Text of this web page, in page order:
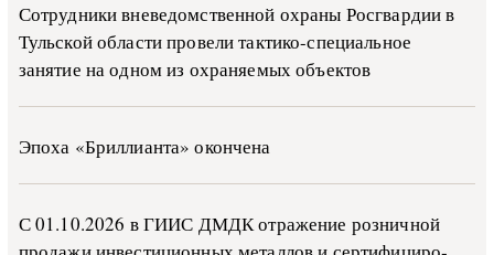
Сотрудники вневедомственной охраны Росгвардии в
Тульской области провели тактико-специальное
занятие на одном из охраняемых объектов
Эпоха «Бриллианта» окончена
С 01.10.2026 в ГИИС ДМДК от­ра­же­ние роз­ни­ч­ной